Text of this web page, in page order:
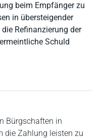
beim Empfänger zu
in übersteigender
Refinanzierung der
Schuld
Bürgschaften in
die Zahlung leisten zu